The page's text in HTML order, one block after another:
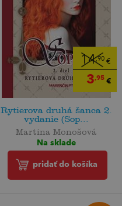
14,90€
3,95€
Rytierova druhá šanca 2.
vydanie (Sop...
Martina Monošová
Na sklade
pridať do košíka